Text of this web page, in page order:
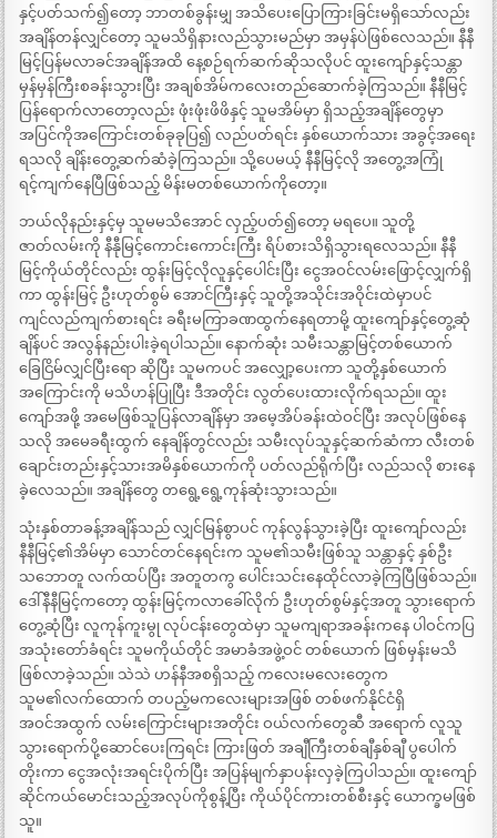
နှင့်ပတ်သက်၍တော့ ဘာတစ်ခွန်းမျှ အသိပေးပြောကြားခြင်းမရှိသော်လည်း
အချိန်တန်လျှင်တော့ သူမသိရှိနားလည်သွားမည်မှာ အမှန်ပဲဖြစ်လေသည်။ နီနီ
မြင့်ပြန်မလာခင်အချိန်အထိ နေ့စဉ်ရက်ဆက်ဆိုသလိုပင် ထူးကျော်နှင့်သန္တာ
မှန်မှန်ကြီးစခန်းသွားပြီး အချစ်အိမ်ကလေးတည်ဆောက်ခဲ့ကြသည်။ နီနီမြင့်
ပြန်ရောက်လာတော့လည်း ဖုံးဖုံးဖိဖိနှင့် သူမအိမ်မှာ ရှိသည့်အချိန်တွေမှာ
အပြင်ကိုအကြောင်းတစ်ခုခုပြ၍ လည်ပတ်ရင်း နှစ်ယောက်သား အခွင့်အရေး
ရသလို ချိန်းတွေ့ဆက်ဆံခဲ့ကြသည်။ သို့ပေမယ့် နီနီမြင့်လို အတွေ့အကြုံ
ရင့်ကျက်နေပြီဖြစ်သည့် မိန်းမတစ်ယောက်ကိုတော့။
ဘယ်လိုနည်းနှင့်မှ သူမမသိအောင် လှည့်ပတ်၍တော့ မရပေ။ သူတို့
ဇာတ်လမ်းကို နီနီုမြင့်ကောင်းကောင်းကြီး ရိပ်စားသိရှိသွားရလေသည်။ နီနီ
မြင့်ကိုယ်တိုင်လည်း ထွန်းမြင့်လိုလူနှင့်ပေါင်းပြီး ငွေအဝင်လမ်းဖြောင့်လျှက်ရှိ
ကာ ထွန်းမြင့် ဦးဟုတ်စွမ် အောင်ကြီးနှင့် သူတို့အသိုင်းအဝိုင်းထဲမှာပင်
ကျင်လည်ကျက်စားရင်း ခရီးမကြာခဏထွက်နေရတာမို့ ထူးကျော်နှင့်တွေ့ဆုံ
ချိန်ပင် အလွန်နည်းပါးခဲ့ရပါသည်။ နောက်ဆုံး သမီးသန္တာမြင့်တစ်ယောက်
ခြေငြိမ်လျှင်ပြီးရော ဆိုပြီး သူမကပင် အလျှော့ပေးကာ သူတို့နှစ်ယောက်
အကြောင်းကို မသိဟန်ပြုပြီး ဒီအတိုင်း လွတ်ပေးထားလိုက်ရသည်။ ထူး
ကျော်အဖို့ အမေဖြစ်သူပြန်လာချိန်မှာ အမေ့အိပ်ခန်းထဲဝင်ပြီး အလုပ်ဖြစ်နေ
သလို အမေခရီးထွက် နေချိန်တွင်လည်း သမီးလုပ်သူနှင့်ဆက်ဆံကာ လီးတစ်
ချောင်းတည်းနှင့်သားအမိနှစ်ယောက်ကို ပတ်လည်ရိုက်ပြီး လည်သလို စားနေ
ခဲ့လေသည်။ အချိန်တွေ တရွေ့ရွေ့ကုန်ဆုံးသွားသည်။
သုံးနှစ်တာခန့်အချိန်သည် လျှင်မြန်စွာပင် ကုန်လွန်သွားခဲ့ပြီး ထူးကျော်လည်း
နီနီမြင့်၏အိမ်မှာ သောင်တင်နေရင်းက သူမ၏သမီးဖြစ်သူ သန္တာနှင့် နှစ်ဦး
သဘောတူ လက်ထပ်ပြီး အတူတကွ ပေါင်းသင်းနေထိုင်လာခဲ့ကြပြီဖြစ်သည်။
ဒေါ်နီနီမြင့်ကတော့ ထွန်းမြင့်ကလာခေါ်လိုက် ဦးဟုတ်စွမ်နှင့်အတူ သွားရောက်
တွေ့ဆုံပြီး လူကုန်ကူးမွု လုပ်ငန်းတွေထဲမှာ သူမကျရာအခန်းကနေ ပါဝင်ကပြ
အသုံးတော်ခံရင်း သူမကိုယ်တိုင် အမာခံအဖွဲ့ဝင် တစ်ယောက် ဖြစ်မှန်းမသိ
ဖြစ်လာခဲ့သည်။ သဲသဲ ဟန်နီအစရှိသည့် ကလေးမလေးတွေက
သူမ၏လက်ထောက် တပည့်မကလေးများအဖြစ် တစ်ဖက်နိုင်ငံရှိ
အဝင်အထွက် လမ်းကြောင်းများအတိုင်း ဝယ်လက်တွေဆီ အရောက် လူသူ
သွားရောက်ပို့ဆောင်ပေးကြရင်း ကြားဖြတ် အချီကြီးတစ်ချီနှစ်ချီ ပွပေါက်
တိုးကာ ငွေအလုံးအရင်းပိုက်ပြီး အပြန်မျက်နှာပန်းလှခဲ့ကြပါသည်။ ထူးကျော်
ဆိုင်ကယ်မောင်းသည့်အလုပ်ကိုစွန့်ပြီး ကိုယ်ပိုင်ကားတစ်စီးနှင့် ယောက္ခမဖြစ်
သူ။